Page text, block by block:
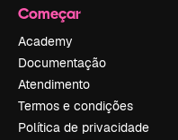
Começar
Academy
Documentação
Atendimento
Termos e condições
Política de privacidade